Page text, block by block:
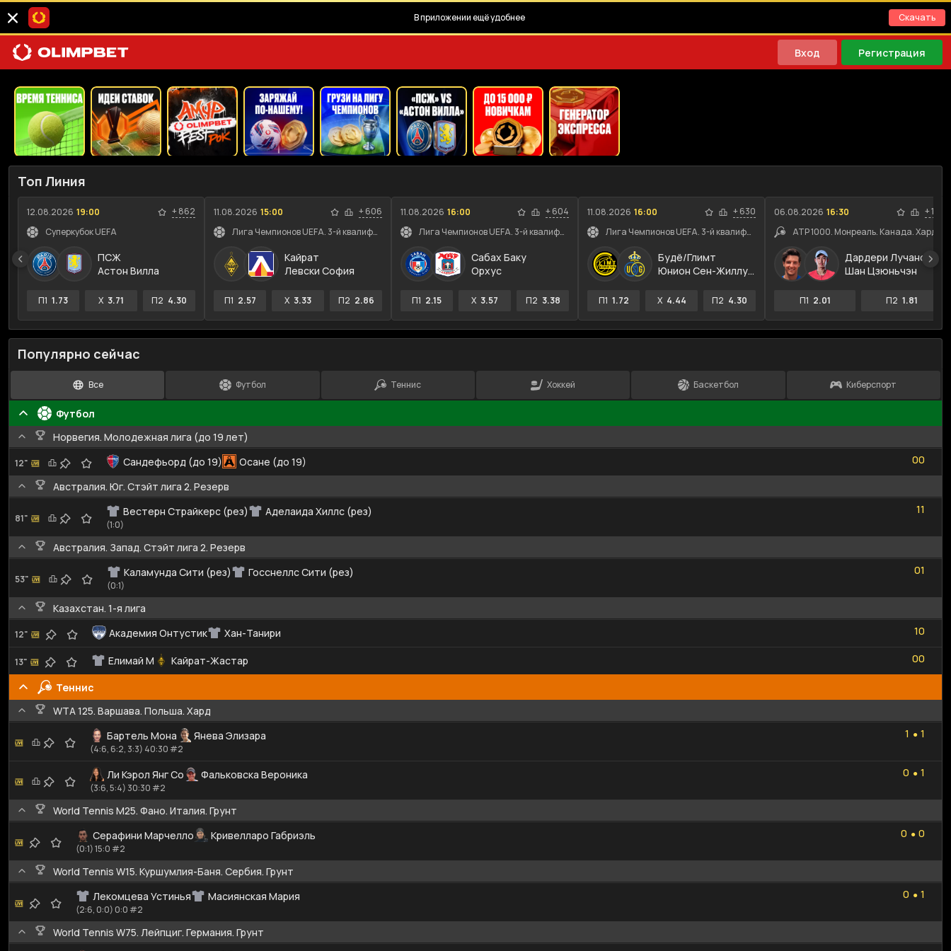
В приложении ещё удобнее Скачать
Вход Регистрация
Топ Линия
12.08.2026 19:00 +862
Суперкубок UEFA
ПСЖ
Астон Вилла
П1 1.73 X 3.71 П2 4.30
11.08.2026 15:00 +606
Лига Чемпионов UEFA. 3-й квалификационный раунд. Ответные ма...
Кайрат
Левски София
П1 2.57 X 3.33 П2 2.86
11.08.2026 16:00 +604
Лига Чемпионов UEFA. 3-й квалификационный раунд. Ответные ма...
Сабах Баку
Орхус
П1 2.15 X 3.57 П2 3.38
11.08.2026 16:00 +630
Лига Чемпионов UEFA. 3-й квалификационный раунд. Ответные ма...
Будё/Глимт
Юнион Сен-Жиллуаз
П1 1.72 X 4.44 П2 4.30
06.08.2026 16:30 +114
ATP 1000. Монреаль. Канада. Хард
Дардери Лучано
Шан Цзюньчэн
П1 2.01 П2 1.81
Популярно сейчас
Все Футбол Теннис Хоккей Баскетбол Киберспорт
Футбол
Норвегия. Молодежная лига (до 19 лет)
12" Сандефьорд (до 19) Осане (до 19)
0
0
0
0
Австралия. Юг. Стэйт лига 2. Резерв
81"
Вестерн Страйкерс (рез) Аделаида Хиллс (рез)
1
1
1
1
(1:0)
Австралия. Запад. Стэйт лига 2. Резерв
53"
Каламунда Сити (рез) Госснеллс Сити (рез)
0
0
1
1
(0:1)
Казахстан. 1-я лига
12" Академия Онтустик Хан-Танири
1
1
0
0
13" Елимай М Кайрат-Жастар
00
Теннис
WTA 125. Варшава. Польша. Хард
Бартель Мона
Янева Элизара
1
1 ●
1
1
(4:6, 6:2, 3:3) 40:30 #2
Ли Кэрол Янг Со Фальковска Вероника
0 ● 1
(3:6, 5:4) 30:30 #2
World Tennis M25. Фано. Италия. Грунт
Серафини Марчелло
Кривелларо Габриэль
0
0 ●
0
0
(0:1) 15:0 #2
World Tennis W15. Куршумлия-Баня. Сербия. Грунт
Лекомцева Устинья
Масиянская Мария
0
0 ●
1
1
(2:6, 0:0) 0:0 #2
World Tennis W75. Лейпциг. Германия. Грунт
1
0